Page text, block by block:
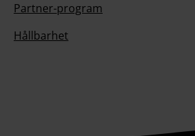
Partner-program
Hållbarhet